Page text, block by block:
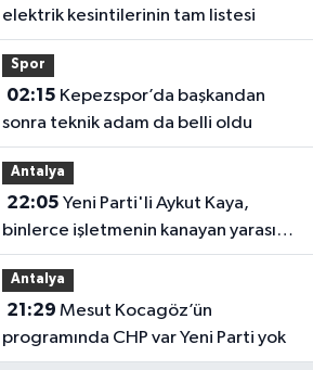
elektrik kesintilerinin tam listesi
Spor
02:15
sonra teknik adam da belli oldu
Antalya
22:05
binlerce işletmenin kanayan yarasını
Meclis'e taşıdı
Antalya
21:29
programında CHP var Yeni Parti yok